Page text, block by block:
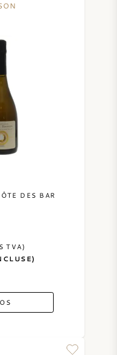
DES BAR
TVA)